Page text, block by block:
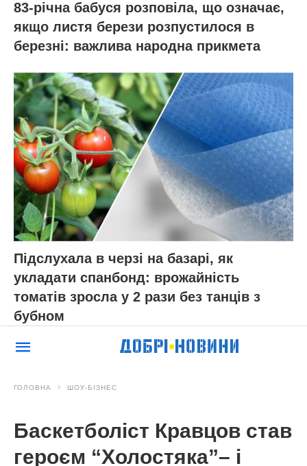
83-річна бабуся розповіла, що означає,
якщо листя берези розпустилося в
березні: важлива народна прикмета
Підслухала в черзі на базарі, як
укладати спанбонд: врожайність
томатів зросла у 2 рази без танців з
бубном